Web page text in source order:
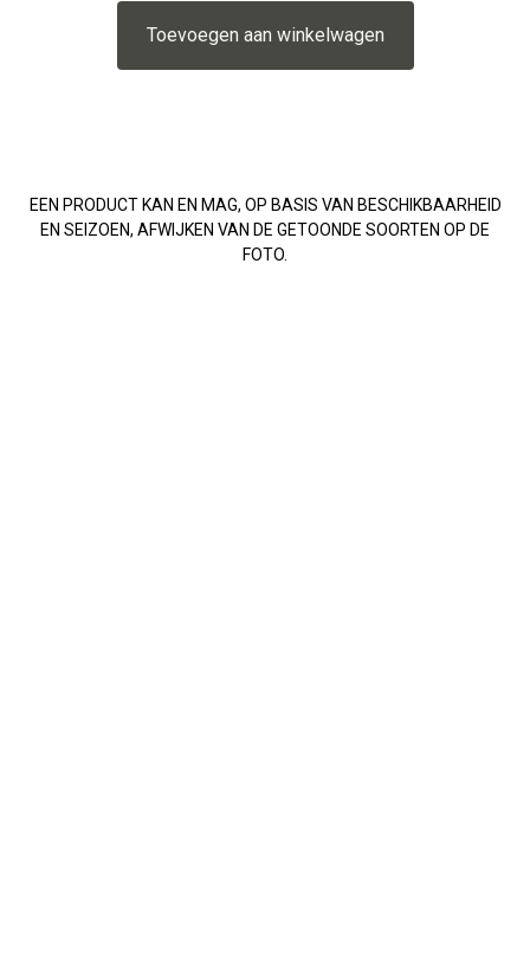
Toevoegen aan winkelwagen
EEN PRODUCT KAN EN MAG, OP BASIS VAN BESCHIKBAARHEID
EN SEIZOEN, AFWIJKEN VAN DE GETOONDE SOORTEN OP DE
FOTO.